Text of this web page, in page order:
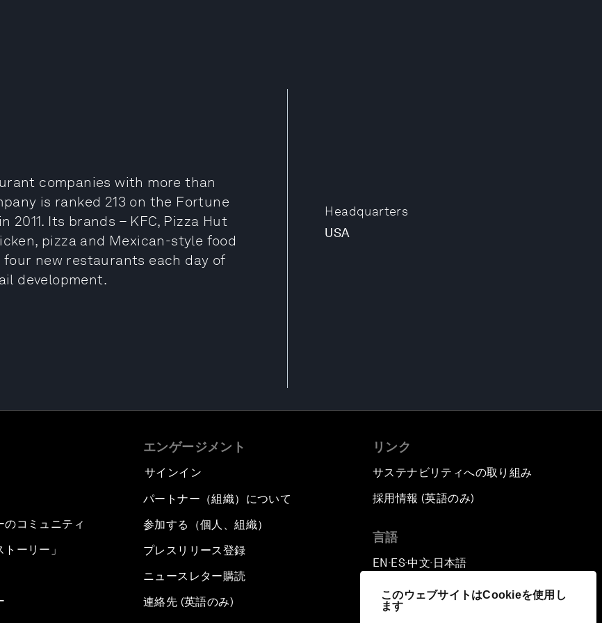
このウェブサイトはCookieを使用し
ます
Headquarters
USA
companies with more than
is ranked 213 on the Fortune
2011. Its brands – KFC, Pizza Hut
pizza and Mexican-style food
new restaurants each day of
development.
のコミュニティ
トーリー」
エンゲージメント
サインイン
パートナー（組織）について
参加する（個人、組織）
プレスリリース登録
ニュースレター購読
連絡先 (英語のみ)
リンク
サステナビリティへの取り組み
採用情報 (英語のみ)
言語
EN ▪ES▪中文▪ 日本語